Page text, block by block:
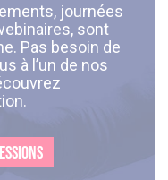
journées
sont
Pas besoin de
à l’un de nos